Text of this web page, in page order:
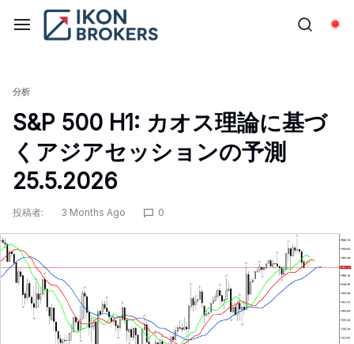
日
分析
S&P 500 H1: カオス理論に基づ
くアジアセッションの予測
25.5.2026
投稿者: 3 Months Ago 0